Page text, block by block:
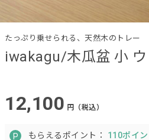
iwakagu/木瓜盆 小 ウ
たっぷり乗せられる、天然木のトレー
12,100 円（税込）
もらえるポイント： 110ポイン